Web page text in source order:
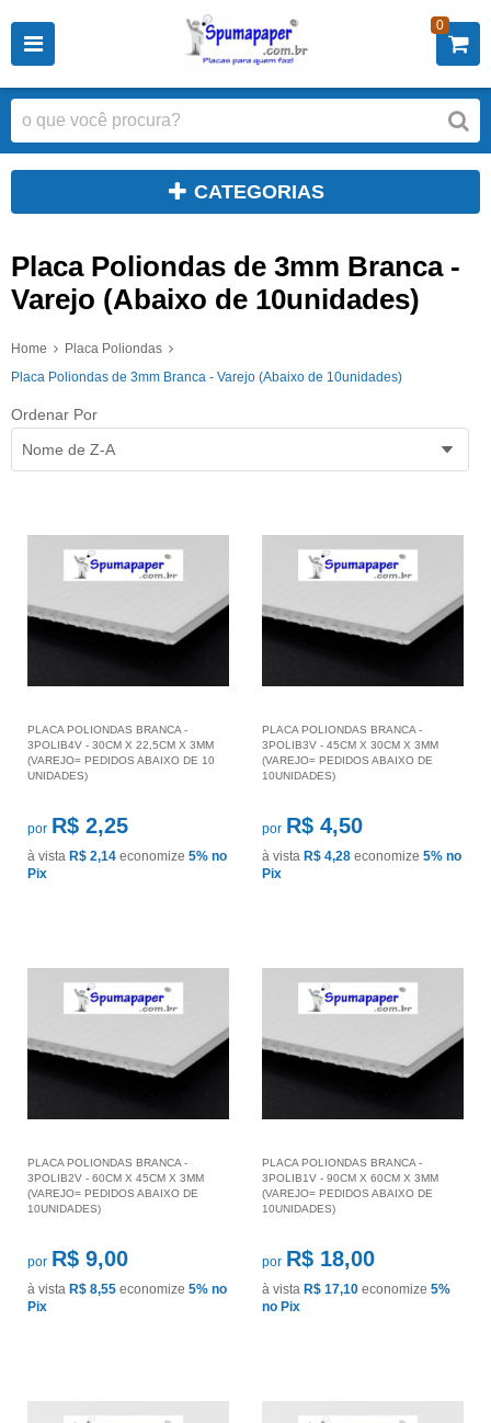
0
CATEGORIAS
Placa Poliondas de 3mm Branca -
Varejo (Abaixo de 10unidades)
Home
Placa Poliondas
Placa Poliondas de 3mm Branca - Varejo (Abaixo de 10unidades)
Ordenar Por
Nome de Z-A
PLACA POLIONDAS BRANCA -
3POLIB4V - 30CM X 22,5CM X 3MM
(VAREJO= PEDIDOS ABAIXO DE 10
UNIDADES)
por R$ 2,25
à vista R$ 2,14 economize 5% no
Pix
PLACA POLIONDAS BRANCA -
3POLIB3V - 45CM X 30CM X 3MM
(VAREJO= PEDIDOS ABAIXO DE
10UNIDADES)
por R$ 4,50
à vista R$ 4,28 economize 5% no
Pix
PLACA POLIONDAS BRANCA -
3POLIB2V - 60CM X 45CM X 3MM
(VAREJO= PEDIDOS ABAIXO DE
10UNIDADES)
por R$ 9,00
à vista R$ 8,55 economize 5% no
Pix
PLACA POLIONDAS BRANCA -
3POLIB1V - 90CM X 60CM X 3MM
(VAREJO= PEDIDOS ABAIXO DE
10UNIDADES)
por R$ 18,00
à vista R$ 17,10 economize 5%
no Pix